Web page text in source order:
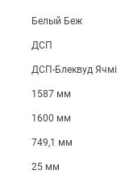
Белый Беж
ДСП
ДСП-Блеквуд
1587 мм
1600 мм
749,1 мм
25 мм